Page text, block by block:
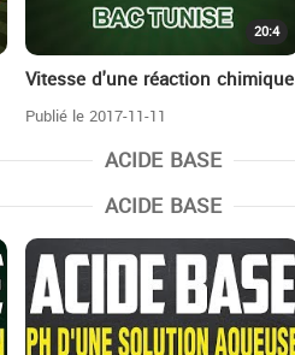
20:4
Vitesse d'une réaction chimique
Publié le 2017-11-11
ACIDE BASE
ACIDE BASE